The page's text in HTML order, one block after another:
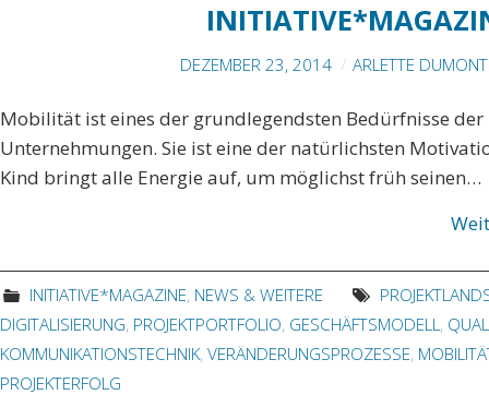
DEZEMBER 23, 2014 ARLETTE
Mobilität ist eines der grundlegendsten Bedürfnisse
Unternehmungen. Sie ist eine der natürlichsten
Kind bringt alle Energie auf, um möglichst früh seinen…
INITIATIVE*MAGAZINE, NEWS & WEITERE
DIGITALISIERUNG, PROJEKTPORTFOLIO, GESCHÄFTSMODELL ,
KOMMUNIKATIONSTECHNIK, VERÄNDERUNGSPROZESSE,
PROJEKTERFOLG